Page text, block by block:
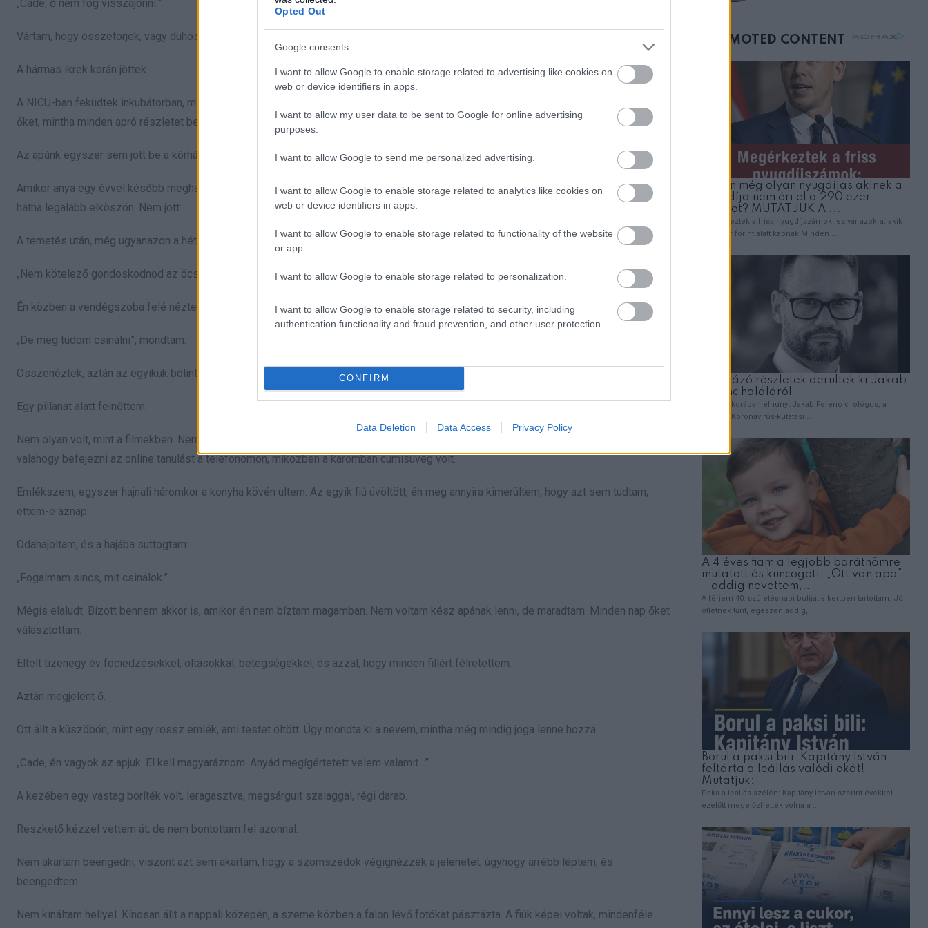
Opted Out
Google consents
I want to allow Google to enable storage related to advertising like cookies on
web or device identifiers in apps.
I want to allow my user data to be sent to Google for online advertising
purposes.
I want to allow Google to send me personalized advertising.
I want to allow Google to enable storage related to analytics like cookies on
web or device identifiers in apps.
I want to allow Google to enable storage related to functionality of the website
or app.
I want to allow Google to enable storage related to personalization.
I want to allow Google to enable storage related to security, including
authentication functionality and fraud prevention, and other user protection.
CONFIRM
Data Deletion Data Access Privacy Policy
„Cade, ő nem fog visszajönni.”
Vártam, hogy összetörjek, vagy dühös legyek. Ehelyett csak ürességet éreztem.
A hármas ikrek korán jöttek.
A NICU-ban feküdtek inkubátorban, mindenhol csövek és vezetékek, gépek lélegeztettek helyettük. Anya órákig állt mellettük, és nézte
őket, mintha minden apró részletet be akarna vésni az emlékezetébe.
Az apánk egyszer sem jött be a kórházba. Nem telefonált, nem kérdezett rólunk, semmit.
Amikor anya egy évvel később meghalt, a temetés csendes volt és fájdalmasan üres. Folyton a kápolna ajtaját néztem, hátha belép,
hátha legalább elköszön. Nem jött.
A temetés után, még ugyanazon a héten, megjelent a gyámügy.
„Nem kötelező gondoskodnod az öcséidről, Cade”, mondta az egyik ügyintéző. „18 éves vagy, előtted az élet.”
Én közben a vendégszoba felé néztem. Három kiságy állt egymás mellett, mindháromban aludt egy baba.
„De meg tudom csinálni”, mondtam.
Összenéztek, aztán az egyikük bólintott. „Rendben. Akkor együtt csináljuk.”
Egy pillanat alatt felnőttem.
Nem olyan volt, mint a filmekben. Nem volt nagy fordulat, csak végtelen éjszakai etetések, nappali melók minimálbérért, és próbáltam
valahogy befejezni az online tanulást a telefonomon, miközben a karomban cumisüveg volt.
Emlékszem, egyszer hajnali háromkor a konyha kövén ültem. Az egyik fiú üvöltött, én meg annyira kimerültem, hogy azt sem tudtam,
ettem-e aznap.
Odahajoltam, és a hajába suttogtam:
„Fogalmam sincs, mit csinálok.”
Mégis elaludt. Bízott bennem akkor is, amikor én nem bíztam magamban. Nem voltam kész apának lenni, de maradtam. Minden nap őket
választottam.
Eltelt tizenegy év fociedzésekkel, oltásokkal, betegségekkel, és azzal, hogy minden fillért félretettem.
Aztán megjelent ő.
Ott állt a küszöbön, mint egy rossz emlék, ami testet öltött. Úgy mondta ki a nevem, mintha még mindig joga lenne hozzá.
„Cade, én vagyok az apjuk. El kell magyaráznom. Anyád megígértetett velem valamit…”
A kezében egy vastag boríték volt, leragasztva, megsárgult szalaggal, régi darab.
Reszkető kézzel vettem át, de nem bontottam fel azonnal.
Nem akartam beengedni, viszont azt sem akartam, hogy a szomszédok végignézzék a jelenetet, úgyhogy arrébb léptem, és
beengedtem.
Nem kínáltam hellyel. Kínosan állt a nappali közepén, a szeme közben a falon lévő fotókat pásztázta. A fiúk képei voltak, mindenféle
mellettem ült az első